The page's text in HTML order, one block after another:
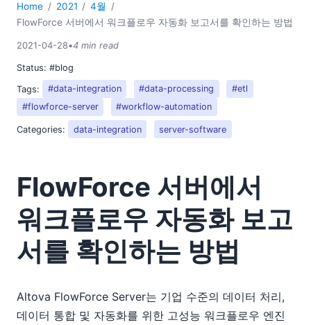
Home 2021
4월
FlowForce 서버에서 워크플로우 자동화 보고서를 확인하는 방법
2021-04-28•4 min read
Status: #blog
Tags:
#data-integration #data-processing
#etl
#flowforce-server
#workflow-automation
Categories: data-integration server-software
FlowForce 서버에서
워크플로우 자동화 보고
서를 확인하는 방법
Altova FlowForce Server는 기업 수준의 데이터 처리,
데이터 통합 및 자동화를 위한 고성능 워크플로우 엔진